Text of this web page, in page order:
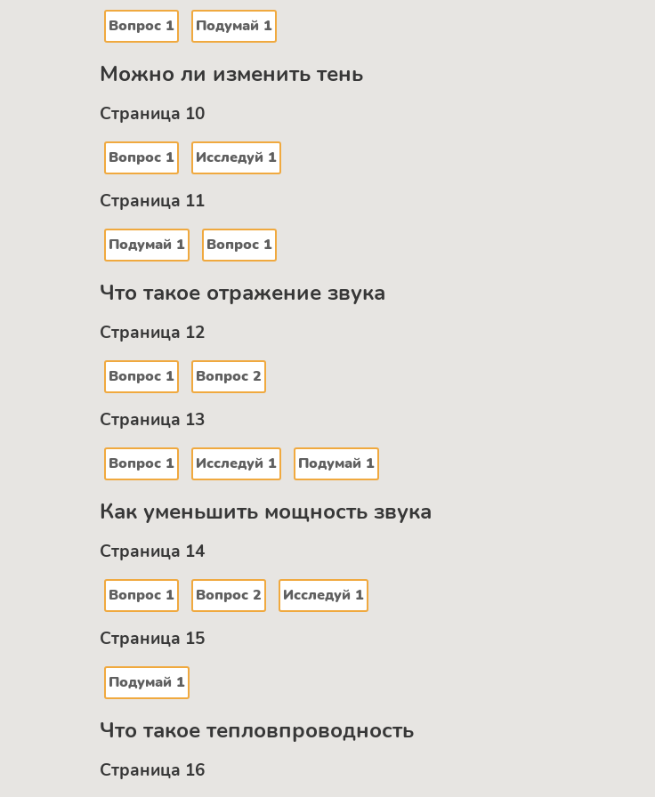
Вопрос 1 Подумай 1
Можно ли изменить тень
Страница 10
Вопрос 1 Исследуй 1
Страница 11
Подумай 1 Вопрос 1
Что такое отражение звука
Страница 12
Вопрос 1 Вопрос 2
Страница 13
Вопрос 1 Исследуй 1 Подумай 1
Как уменьшить мощность звука
Страница 14
Вопрос 1 Вопрос 2 Исследуй 1
Страница 15
Подумай 1
Что такое тепловпроводность
Страница 16